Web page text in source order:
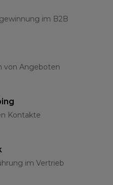
im B2B
von Angeboten
Kontakte
im Vertrieb